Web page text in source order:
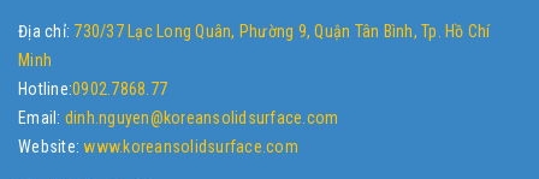
Địa chỉ: 730/37 Lạc Long Quân, Phường 9, Quận Tân Bình, Tp. Hồ Chí
Minh
Hotline:0902.7868.77
Email: dinh.nguyen@koreansolidsurface.com
Website:www.koreansolidsurface.com